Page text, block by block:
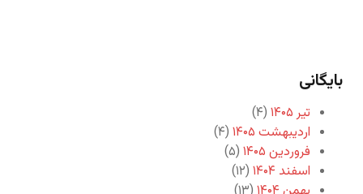
بایگانی
تیر ۱۴۰۵
(۴)
اردیبهشت ۱۴۰۵
(۴)
فروردین ۱۴۰۵
(۵)
اسفند ۱۴۰۴
(۱۲)